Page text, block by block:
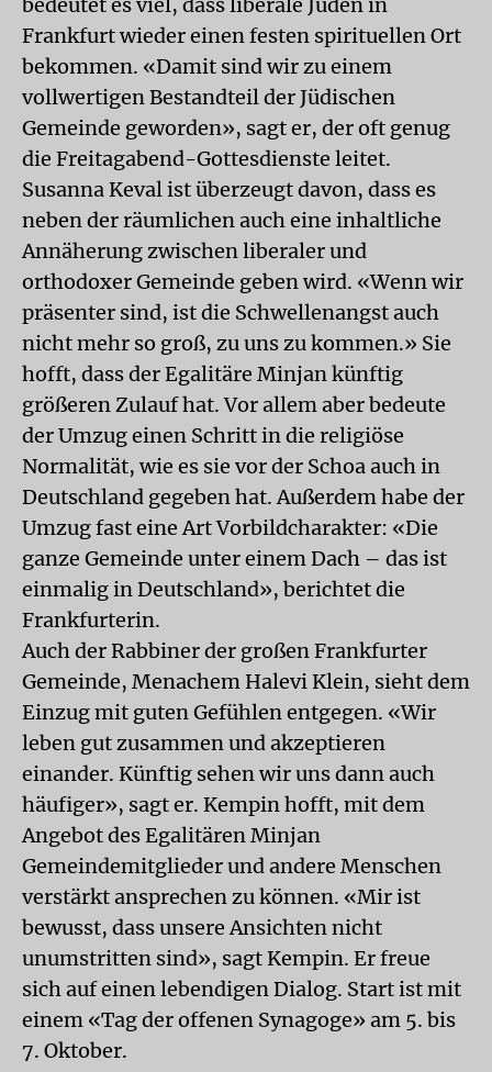
Frankfurt wieder einen festen spirituellen Ort
bekommen. «Damit sind wir zu einem
vollwertigen Bestandteil der Jüdischen
Gemeinde geworden», sagt er, der oft genug
die Freitagabend-Gottesdienste leitet.
Susanna Keval ist überzeugt davon, dass es
neben der räumlichen auch eine inhaltliche
Annäherung zwischen liberaler und
orthodoxer Gemeinde geben wird. «Wenn wir
präsenter sind, ist die Schwellenangst auch
nicht mehr so groß, zu uns zu kommen.» Sie
hofft, dass der Egalitäre Minjan künftig
größeren Zulauf hat. Vor allem aber bedeute
der Umzug einen Schritt in die religiöse
Normalität, wie es sie vor der Schoa auch in
Deutschland gegeben hat. Außerdem habe der
Umzug fast eine Art Vorbildcharakter: «Die
ganze Gemeinde unter einem Dach – das ist
einmalig in Deutschland», berichtet die
Frankfurterin.
Auch der Rabbiner der großen Frankfurter
Gemeinde, Menachem Halevi Klein, sieht dem
Einzug mit guten Gefühlen entgegen. «Wir
leben gut zusammen und akzeptieren
einander. Künftig sehen wir uns dann auch
häufiger», sagt er. Kempin hofft, mit dem
Angebot des Egalitären Minjan
Gemeindemitglieder und andere Menschen
verstärkt ansprechen zu können. «Mir ist
bewusst, dass unsere Ansichten nicht
unumstritten sind», sagt Kempin. Er freue
sich auf einen lebendigen Dialog. Start ist mit
einem «Tag der offenen Synagoge» am 5. bis
7. Oktober.